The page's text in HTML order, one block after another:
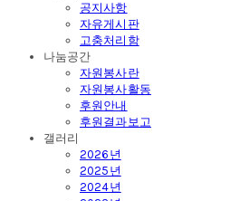
공지사항
자유게시판
고충처리함
나눔공간
자원봉사란
자원봉사활동
후원안내
후원결과보고
갤러리
2026년
2025년
2024년